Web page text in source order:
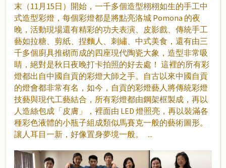
末（11月15日）開始，一千多個造型栩栩如生的手工中
式造型彩燈，每個彩燈都是將點亮洛城 Pomona 的夜
晚，活動現場還有精彩的功夫表演、皮影戲、傳統手工
藝如拉糖、剪紙、捏麵人、刺繡、中式美食，還有由三
千多個廚具推砌而成的四座現代陶瓷大象，造型非常吸
睛，絕對是秋日夜晚打卡拍照的好去處！ 這裡的所有彩
燈都出自中國自貢的彩燈大師之手。自古以來中國自貢
的燈會都非常有名，如今，自貢的彩燈藝人將傳統彩燈
技藝與現代工藝結合，所有彩燈都由鋼架框製成，再以
人造絲包成「皮膚」，裡面由 LED 燈照亮，再以裝滿各
種彩色液體的小瓶子組成類似馬賽克一般的藝術圖形。
讓人耳目一新，好像置身夢境一般。